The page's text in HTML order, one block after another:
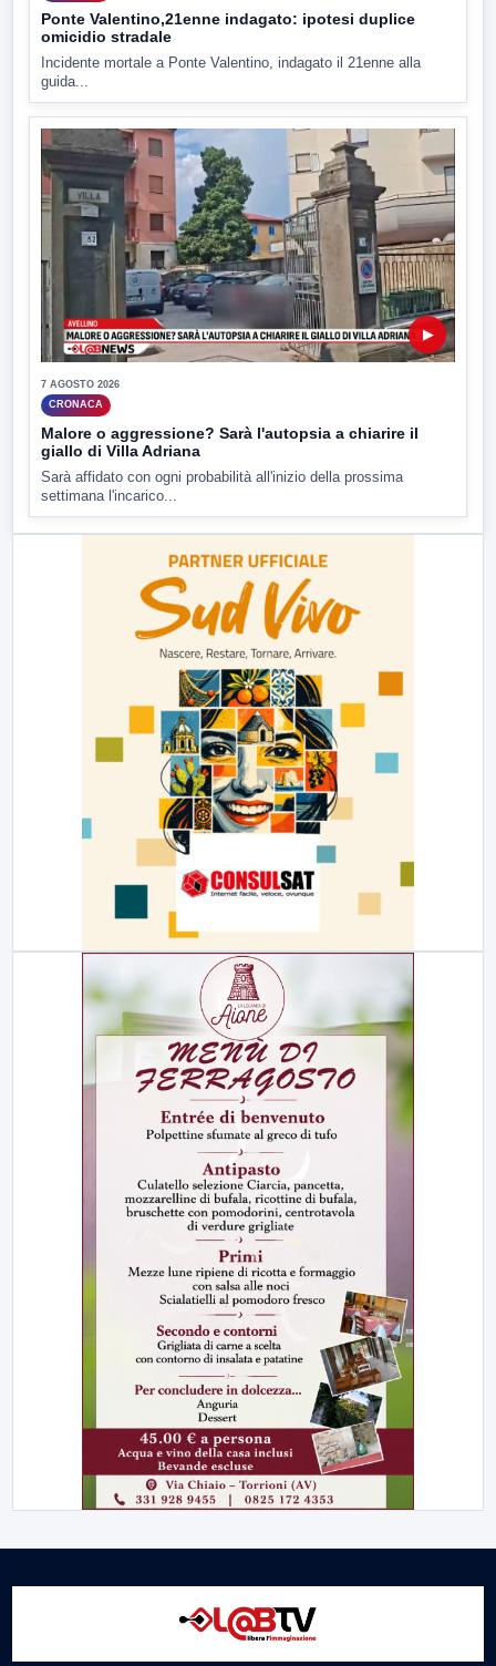
Ponte Valentino,21enne indagato: ipotesi duplice
omicidio stradale
Incidente mortale a Ponte Valentino, indagato il 21enne alla
guida...
▶
7 AGOSTO 2026
CRONACA
Malore o aggressione? Sarà l'autopsia a chiarire il
giallo di Villa Adriana
Sarà affidato con ogni probabilità all'inizio della prossima
settimana l'incarico...